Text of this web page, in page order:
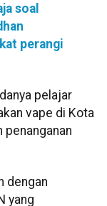
soal
perangi
pelajar
vape di Kota
penanganan
dengan
yang